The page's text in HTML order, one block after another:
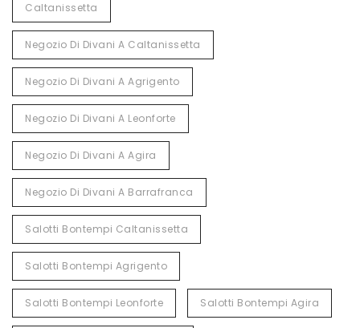
Caltanissetta
Negozio Di Divani A Caltanissetta
Negozio Di Divani A Agrigento
Negozio Di Divani A Leonforte
Negozio Di Divani A Agira
Negozio Di Divani A Barrafranca
Salotti Bontempi Caltanissetta
Salotti Bontempi Agrigento
Salotti Bontempi Leonforte Salotti Bontempi Agira